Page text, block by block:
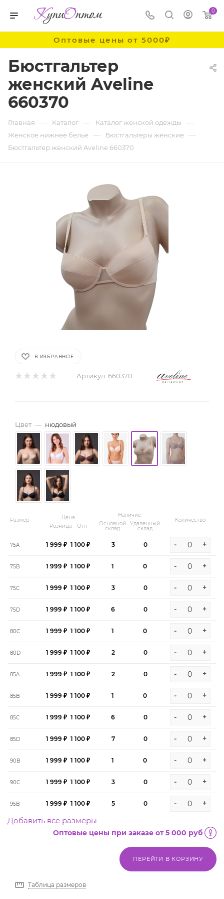
0
Оптовые цены от 5000₽
Бюстгальтер
женский Aveline
660370
Главная — Каталог — Каталог женской одежды —
Женское нижнее белье — Бюстгальтеры женские —
Бюстгальтер женский Aveline 660370
В ИЗБРАННОЕ
Артикул: 660370
Цвет — нюдовый
Размер
Цена
Розница
Опт
Наличие
Основной
склад
Удаленный
склад
Количество
75A 1 999 ₽ 1 100 ₽ 3 0 - +
75B 1 999 ₽ 1 100 ₽ 1 0 - +
75C 1 999 ₽ 1 100 ₽ 3 0 - +
75D 1 999 ₽ 1 100 ₽ 6 0 - +
80C 1 999 ₽ 1 100 ₽ 1 0 - +
80D 1 999 ₽ 1 100 ₽ 2 0 - +
85A 1 999 ₽ 1 100 ₽ 2 0 - +
85B 1 999 ₽ 1 100 ₽ 1 0 - +
85C 1 999 ₽ 1 100 ₽ 6 0 - +
85D 1 999 ₽ 1 100 ₽ 7 0 - +
90B 1 999 ₽ 1 100 ₽ 1 0 - +
90C 1 999 ₽ 1 100 ₽ 3 0 - +
95B 1 999 ₽ 1 100 ₽ 5 0 - +
Добавить все размеры
Оптовые цены при заказе от 5 000 руб
ПЕРЕЙТИ В КОРЗИНУ
Таблица размеров